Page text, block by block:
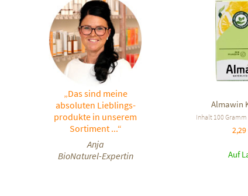
„Das sind meine
absoluten Lieblings-
produkte in unserem
Sortiment ...“
Anja
BioNaturel-Expertin
Almawin
Inhalt 100 Gramm
2,29
Auf